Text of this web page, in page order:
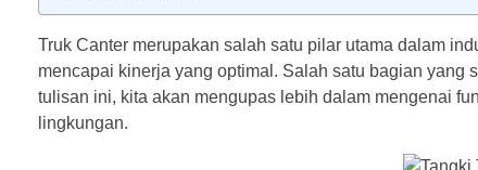
Truk Canter merupakan salah satu pilar utama dalam
mencapai kinerja yang optimal. Salah satu bagian
tulisan ini, kita akan mengupas lebih dalam mengenai
lingkungan.